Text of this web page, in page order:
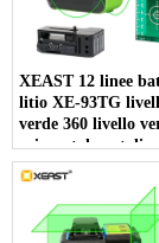
XEAST 12 linee
litio XE-93TG
verde 360 ​​livello
orizzontale
linea trasversale
3D